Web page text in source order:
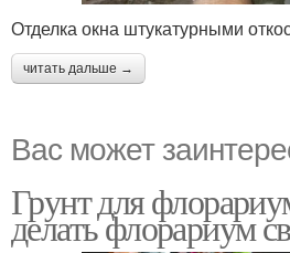
Отделка окна штукатурными
читать дальше →
Вас может
Грунт для
делать флорариум